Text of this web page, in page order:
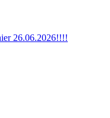
26.06.2026!!!!